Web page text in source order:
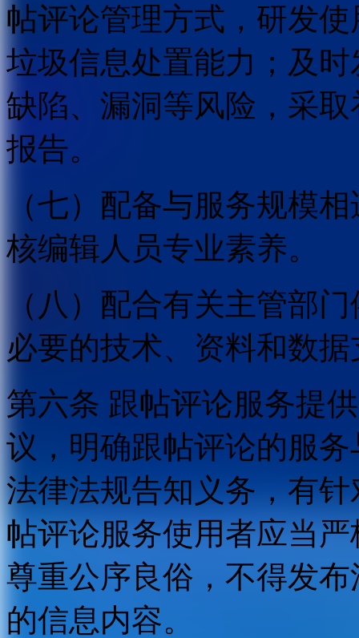
帖评论管理方式，研发
垃圾信息处置能力；及
缺陷、漏洞等风险，采
报告。
（七）配备与服务规模
核编辑人员专业素养。
（八）配合有关主管部
必要的技术、资料和数
第六条 跟帖评论服务提
议，明确跟帖评论的服
法律法规告知义务，有
帖评论服务使用者应当
尊重公序良俗，不得发
的信息内容。